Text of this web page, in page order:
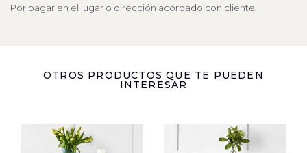
Por pagar en el lugar o dirección acordado con cliente.
OTROS PRODUCTOS QUE TE PUEDEN
INTERESAR